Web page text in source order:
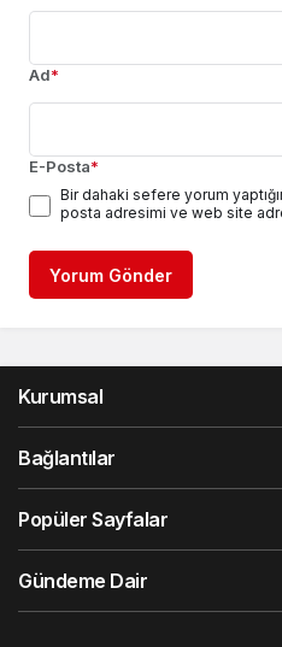
Ad*
E-Posta*
Bir dahaki sefere yorum
posta adresimi ve web site
Yorum Gönder
Kurumsal
Bağlantılar
Popüler Sayfalar
Gündeme Dair